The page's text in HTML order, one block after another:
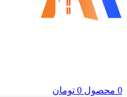
0 محصول 0 تومان